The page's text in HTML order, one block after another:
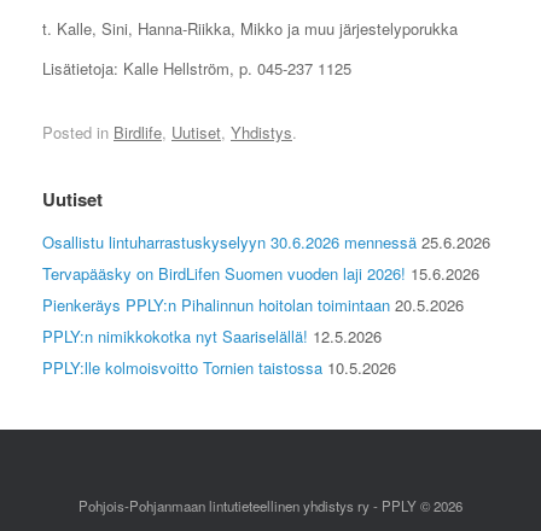
t. Kalle, Sini, Hanna-Riikka, Mikko ja muu järjestelyporukka
Lisätietoja: Kalle Hellström, p. 045-237 1125
Posted in Birdlife, Uutiset, Yhdistys.
Uutiset
Osallistu lintuharrastuskyselyyn 30.6.2026 mennessä 25.6.2026
Tervapääsky on BirdLifen Suomen vuoden laji 2026! 15.6.2026
Pienkeräys PPLY:n Pihalinnun hoitolan toimintaan 20.5.2026
PPLY:n nimikkokotka nyt Saariselällä! 12.5.2026
PPLY:lle kolmoisvoitto Tornien taistossa 10.5.2026
Pohjois-Pohjanmaan lintutieteellinen yhdistys ry - PPLY © 2026